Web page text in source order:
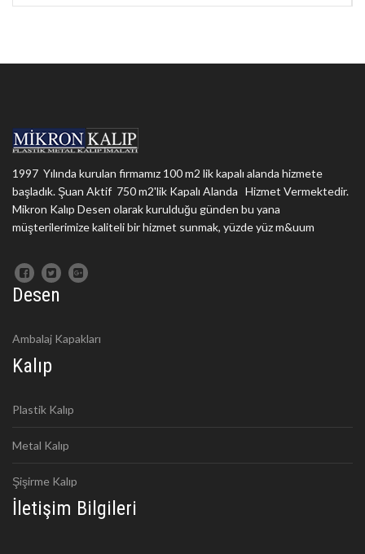
1997 Yılında kurulan firmamız 100 m2 lik kapalı alanda hizmete
başladık. Şuan Aktif 750 m2'lik Kapalı Alanda Hizmet Vermektedir.
Mikron Kalıp Desen olarak kurulduğu günden bu yana
müşterilerimize kaliteli bir hizmet sunmak, yüzde yüz m&uum
Desen
Ambalaj Kapakları
Kalıp
Plastik Kalıp
Metal Kalıp
Şişirme Kalıp
İletişim Bilgileri